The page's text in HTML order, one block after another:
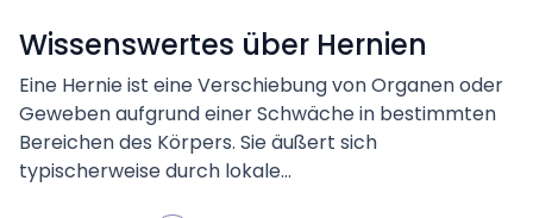
Wissenswertes über Hernien
Eine Hernie ist eine Verschiebung von Organen oder
Geweben aufgrund einer Schwäche in bestimmten
Bereichen des Körpers. Sie äußert sich
typischerweise durch lokale...